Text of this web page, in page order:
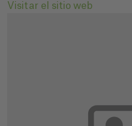
Visitar el sitio web